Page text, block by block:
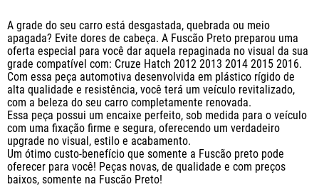
A grade do seu carro está desgastada, quebrada ou meio
apagada? Evite dores de cabeça. A Fuscão Preto preparou uma
oferta especial para você dar aquela repaginada no visual da sua
grade compatível com: Cruze Hatch 2012 2013 2014 2015 2016.
Com essa peça automotiva desenvolvida em plástico rígido de
alta qualidade e resistência, você terá um veículo revitalizado,
com a beleza do seu carro completamente renovada.
Essa peça possui um encaixe perfeito, sob medida para o veículo
com uma fixação firme e segura, oferecendo um verdadeiro
upgrade no visual, estilo e acabamento.
Um ótimo custo-benefício que somente a Fuscão preto pode
oferecer para você! Peças novas, de qualidade e com preços
baixos, somente na Fuscão Preto!